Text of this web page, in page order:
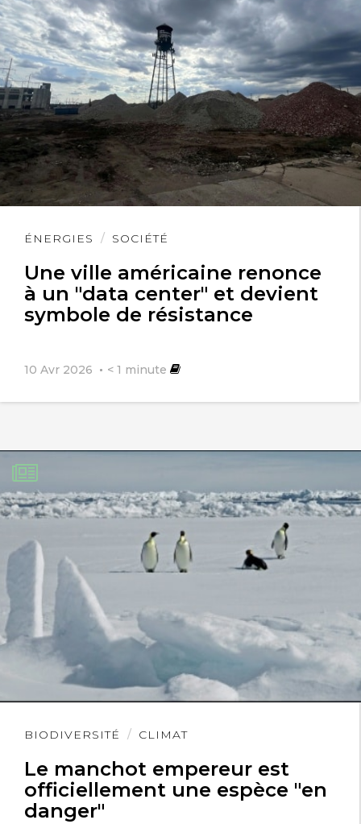
ÉNERGIES SOCIÉTÉ
Une ville américaine renonce
à un "data center" et devient
symbole de résistance
10 Avr 2026 < 1 minute
Lire
BIODIVERSITÉ CLIMAT
Le manchot empereur est
officiellement une espèce "en
danger"
Lire